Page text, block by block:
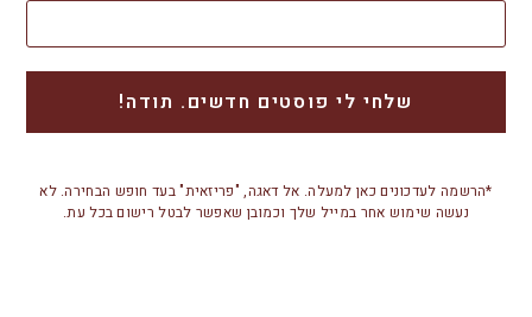
*הרשמה לעדכונים כאן למעלה. אל דאגה, "פריזאית" בעד חופש הבחירה. לא
נעשה שימוש אחר במייל שלך וכמובן שאפשר לבטל רישום בכל עת.